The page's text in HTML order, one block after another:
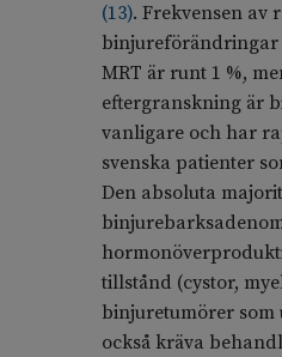
(13). Frekvensen av
binjureförändringar
MRT är runt 1 %,
eftergranskning är
vanligare och har
svenska patienter
Den absoluta
tillstånd (cystor,
binjuretumörer som
också kräva